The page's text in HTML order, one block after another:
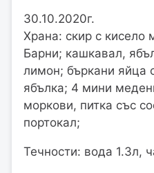
30.10.2020г.
Храна: скир с кисело
Барни; кашкавал,
лимон; бъркани яйца
ябълка; 4 мини
моркови, питка със
портокал;
Течности: вода 1.3л,